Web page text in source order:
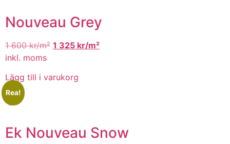
Nouveau Grey
1 600kr/m² 1 325 kr/m²
inkl. moms
Lägg till i varukorg
Rea!
Ek Nouveau Snow